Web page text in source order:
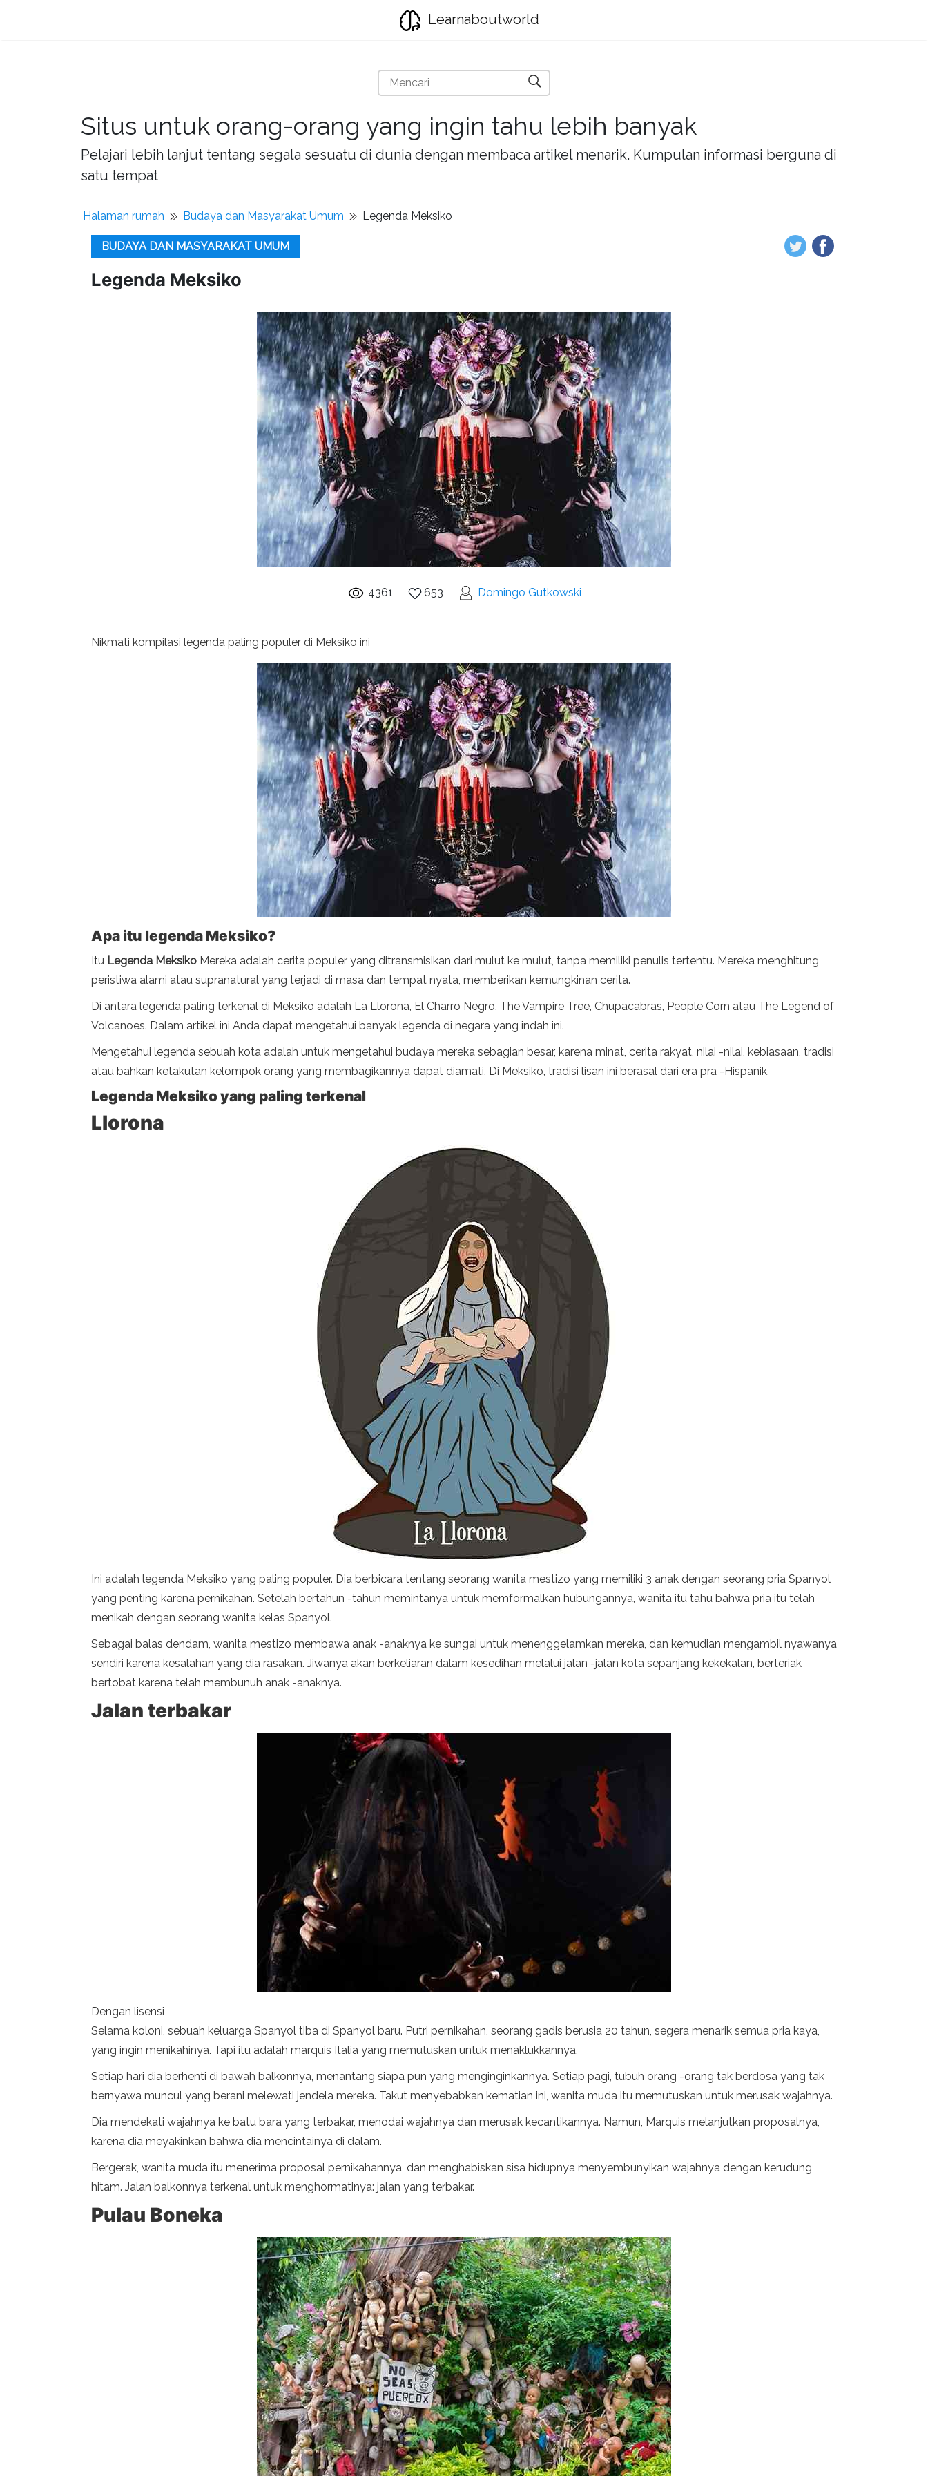
Learnaboutworld
Situs untuk orang-orang yang ingin tahu lebih banyak
Pelajari lebih lanjut tentang segala sesuatu di dunia dengan membaca artikel menarik. Kumpulan informasi berguna di
satu tempat
Halaman rumah Budaya dan Masyarakat Umum Legenda Meksiko
BUDAYA DAN MASYARAKAT UMUM
Legenda Meksiko
4361 653 Domingo Gutkowski
Nikmati kompilasi legenda paling populer di Meksiko ini
Apa itu legenda Meksiko?
Itu Legenda Meksiko Mereka adalah cerita populer yang ditransmisikan dari mulut ke mulut, tanpa memiliki penulis tertentu. Mereka menghitung
peristiwa alami atau supranatural yang terjadi di masa dan tempat nyata, memberikan kemungkinan cerita.
Di antara legenda paling terkenal di Meksiko adalah La Llorona, El Charro Negro, The Vampire Tree, Chupacabras, People Corn atau The Legend of
Volcanoes. Dalam artikel ini Anda dapat mengetahui banyak legenda di negara yang indah ini.
Mengetahui legenda sebuah kota adalah untuk mengetahui budaya mereka sebagian besar, karena minat, cerita rakyat, nilai -nilai, kebiasaan, tradisi
atau bahkan ketakutan kelompok orang yang membagikannya dapat diamati. Di Meksiko, tradisi lisan ini berasal dari era pra -Hispanik.
Legenda Meksiko yang paling terkenal
Llorona
Ini adalah legenda Meksiko yang paling populer. Dia berbicara tentang seorang wanita mestizo yang memiliki 3 anak dengan seorang pria Spanyol
yang penting karena pernikahan. Setelah bertahun -tahun memintanya untuk memformalkan hubungannya, wanita itu tahu bahwa pria itu telah
menikah dengan seorang wanita kelas Spanyol.
Sebagai balas dendam, wanita mestizo membawa anak -anaknya ke sungai untuk menenggelamkan mereka, dan kemudian mengambil nyawanya
sendiri karena kesalahan yang dia rasakan. Jiwanya akan berkeliaran dalam kesedihan melalui jalan -jalan kota sepanjang kekekalan, berteriak
bertobat karena telah membunuh anak -anaknya.
Jalan terbakar
Dengan lisensi
Selama koloni, sebuah keluarga Spanyol tiba di Spanyol baru. Putri pernikahan, seorang gadis berusia 20 tahun, segera menarik semua pria kaya,
yang ingin menikahinya. Tapi itu adalah marquis Italia yang memutuskan untuk menaklukkannya.
Setiap hari dia berhenti di bawah balkonnya, menantang siapa pun yang menginginkannya. Setiap pagi, tubuh orang -orang tak berdosa yang tak
bernyawa muncul yang berani melewati jendela mereka. Takut menyebabkan kematian ini, wanita muda itu memutuskan untuk merusak wajahnya.
Dia mendekati wajahnya ke batu bara yang terbakar, menodai wajahnya dan merusak kecantikannya. Namun, Marquis melanjutkan proposalnya,
karena dia meyakinkan bahwa dia mencintainya di dalam.
Bergerak, wanita muda itu menerima proposal pernikahannya, dan menghabiskan sisa hidupnya menyembunyikan wajahnya dengan kerudung
hitam. Jalan balkonnya terkenal untuk menghormatinya: jalan yang terbakar.
Pulau Boneka